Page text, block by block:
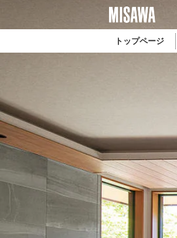
トップページ